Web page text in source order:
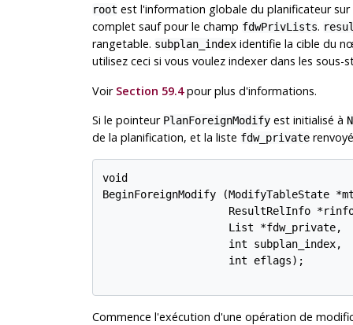
root est l'information globale du planificateur
complet sauf pour le champ fdwPrivLists.
rangetable. subplan_indexidentifie la cible du
utilisez ceci si vous voulez indexer dans les sous-
Voir Section 59.4pour plus d'informations.
Si le pointeur PlanForeignModifyest initialisé à
de la planification, et la liste fdw_private
void
BeginForeignModify (ModifyTableState
ResultRelInfo
                    List *fdw_private,
                    int subplan_index,
                    int eflags);
Commence l'exécution d'une opération de